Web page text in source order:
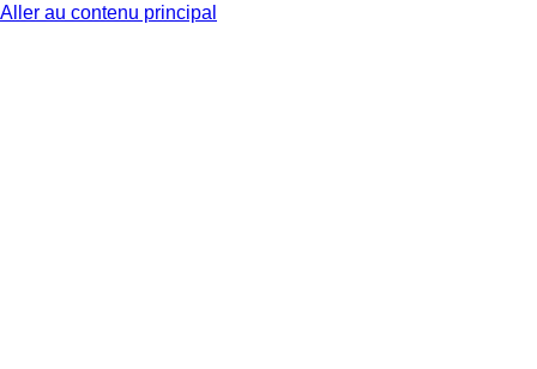
Aller au contenu principal